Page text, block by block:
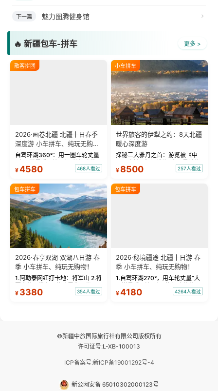
下一篇 魅力图腾健身馆
🔥 新疆包车-拼车 更多 >
散客拼团
2026·画卷北疆 北疆十日春季
深度游 小车拼车、纯玩无购
物！
自驾环湖360°：用一圈车轮丈量
“大西洋最后一滴眼泪”的极致蔚
蓝。 赛湖旅拍：甄选多款风格服
绝美瞬间。 赛湖坦克300跟车视
频：专业摄影师...
¥4580 468人看过
小车拼车
世界旅客的伊犁之约：8天北疆
暖心深度游
探秘三大雅丹之首：游览被《中
国国家地理》评选为“中国最美的
三大雅丹”第一名的克拉玛依魔鬼
瓦人最大村落——禾木村，欣赏
晨雾与小木...
¥ 8500 257人看过
包车拼车
2026·春享双湖 双湖八日游 春
季 小车拼车、纯玩无购物！
1.阿勒泰网红打卡地：将军山 2.将
军山落日缆车，体验雪都风光 3.
将军山，夕阳派对，蹦迪party 4.
¥ 3380 354人看过
包车拼车
2026·秘境疆途 北疆十日游 春
季 小车拼车、纯玩无购物！
1.自驾环湖270°，用车轮丈量“大
西洋最后一滴眼泪”的极致蔚蓝，
让雪山、花海与深邃湖水在转弯
¥4180 4264人看过
©新疆中旅国际旅行社有限公司版权所有
许可证号:L-XB-100013
ICP备案号:新ICP备19001292号-4
新公网安备 65010302000123号